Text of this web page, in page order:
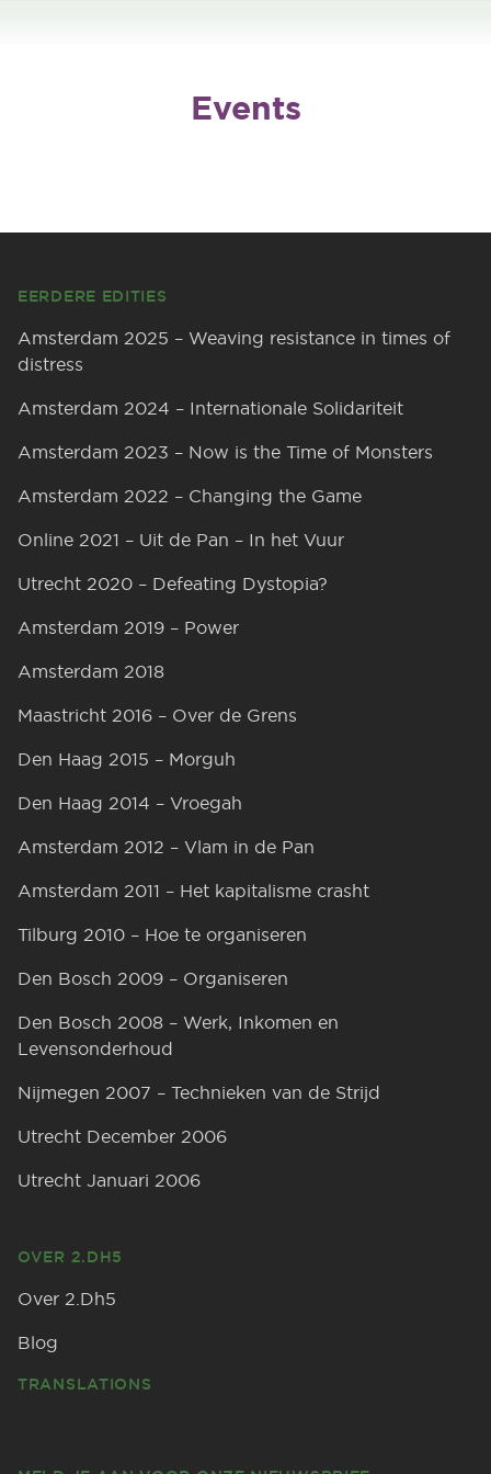
Events
EERDERE EDITIES
Amsterdam 2025 – Weaving resistance in times of
distress
Amsterdam 2024 – Internationale Solidariteit
Amsterdam 2023 – Now is the Time of Monsters
Amsterdam 2022 – Changing the Game
Online 2021 – Uit de Pan – In het Vuur
Utrecht 2020 – Defeating Dystopia?
Amsterdam 2019 – Power
Amsterdam 2018
Maastricht 2016 – Over de Grens
Den Haag 2015 – Morguh
Den Haag 2014 – Vroegah
Amsterdam 2012 – Vlam in de Pan
Amsterdam 2011 – Het kapitalisme crasht
Tilburg 2010 – Hoe te organiseren
Den Bosch 2009 – Organiseren
Den Bosch 2008 – Werk, Inkomen en
Levensonderhoud
Nijmegen 2007 – Technieken van de Strijd
Utrecht December 2006
Utrecht Januari 2006
OVER 2.DH5
Over 2.Dh5
Blog
TRANSLATIONS